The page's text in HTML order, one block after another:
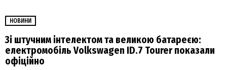
НОВИНИ
Зі штучним інтелектом та великою батареєю:
електромобіль Volkswagen ID.7 Tourer показали
офіційно